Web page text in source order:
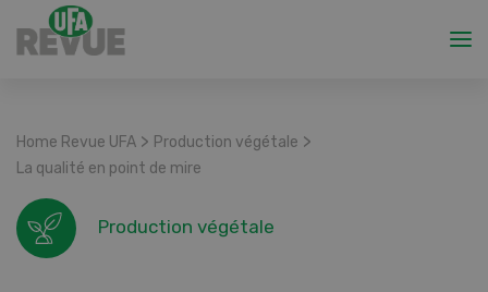
Home Revue UFA > Production végétale >
La qualité en point de mire
Production végétale